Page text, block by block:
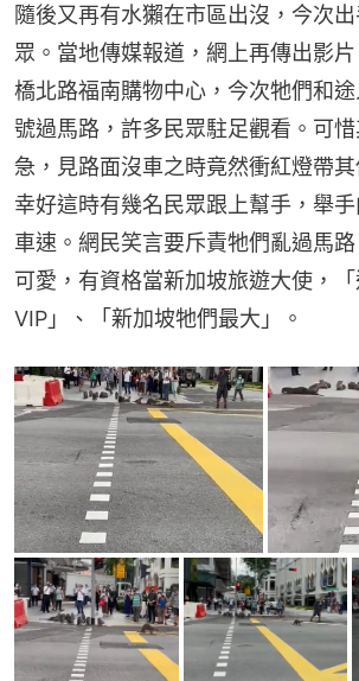
隨後又再有水獺在市區出沒，今次
眾。當地傳媒報道，網上再傳出影
橋北路福南購物中心，今次牠們和
號過馬路，許多民眾駐足觀看。可
急，見路面沒車之時竟然衝紅燈帶其
幸好這時有幾名民眾跟上幫手，舉
車速。網民笑言要斥責牠們亂過馬
可愛，有資格當新加坡旅遊大使，
VIP」、「新加坡牠們最大」。